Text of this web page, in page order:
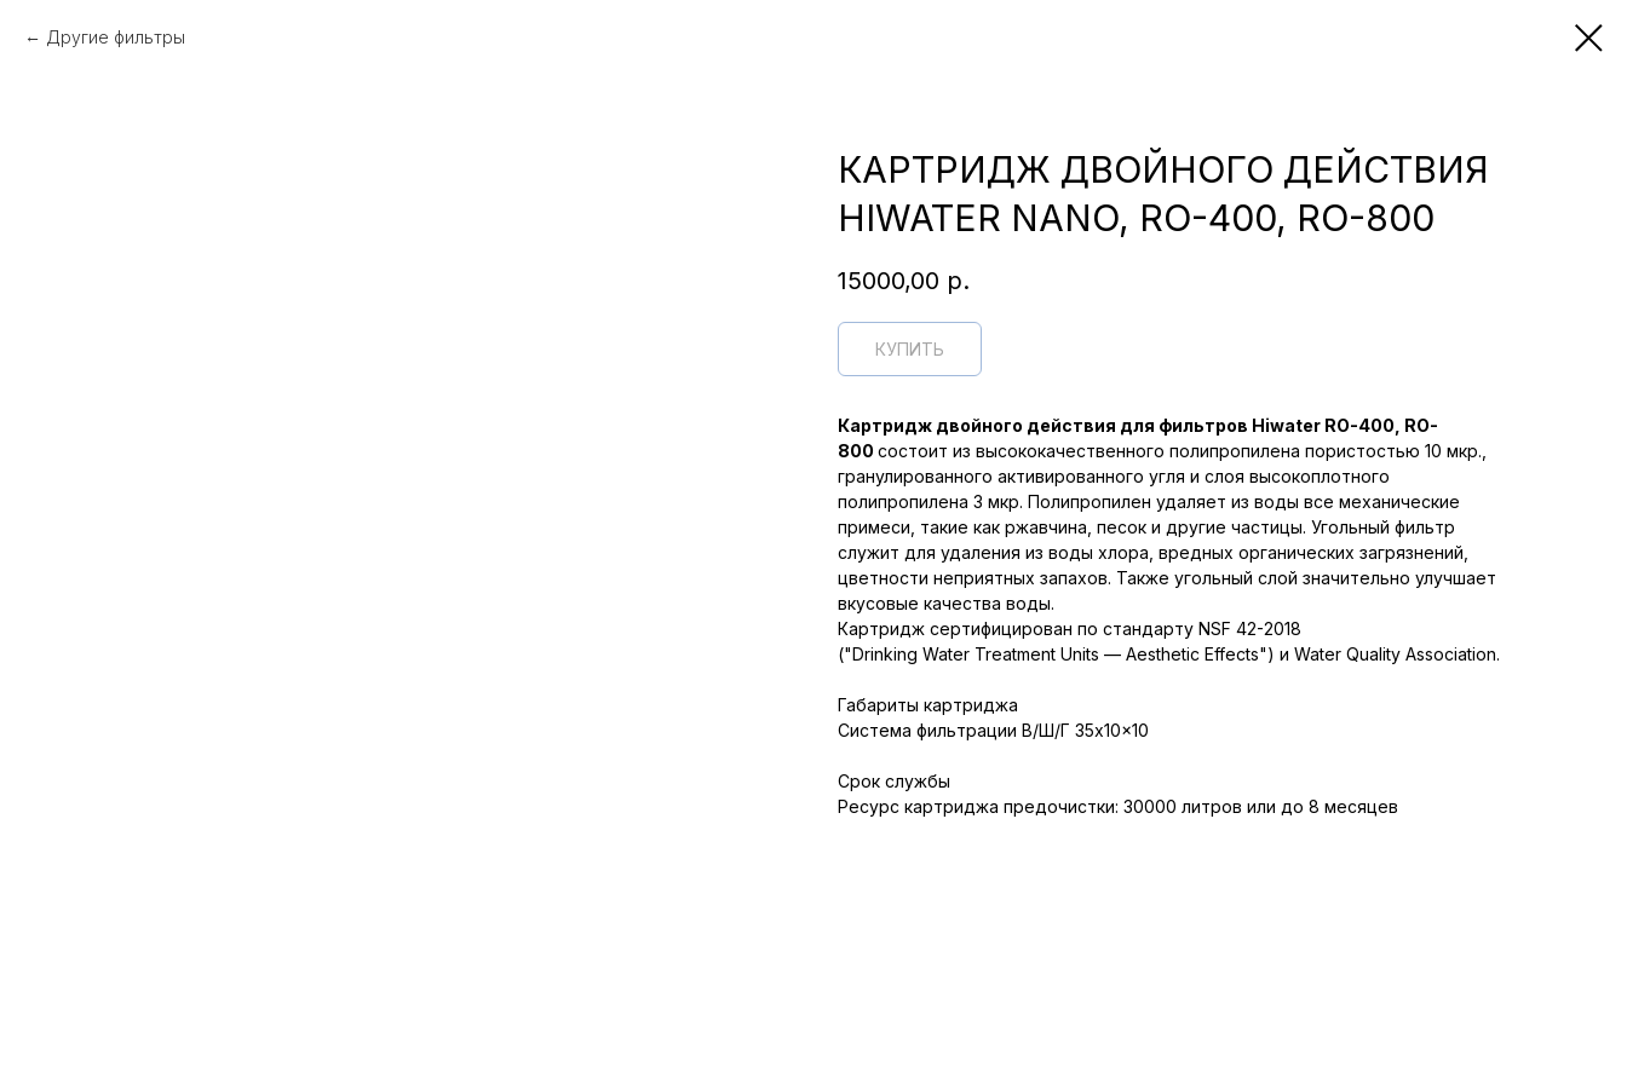
Другие фильтры
КАРТРИДЖ ДВОЙНОГО ДЕЙСТВИЯ
HIWATER NANO, RO-400, RO-800
15000,00 р.
КУПИТЬ
Картридж двойного действия для фильтров Hiwater RO-400, RO-
800 состоит из высококачественного полипропилена пористостью 10 мкр.,
гранулированного активированного угля и слоя высокоплотного
полипропилена 3 мкр. Полипропилен удаляет из воды все механические
примеси, такие как ржавчина, песок и другие частицы. Угольный фильтр
служит для удаления из воды хлора, вредных органических загрязнений,
цветности неприятных запахов. Также угольный слой значительно улучшает
вкусовые качества воды.
Картридж сертифицирован по стандарту NSF 42-2018
("Drinking Water Treatment Units — Aesthetic Effects") и Water Quality Association.
Габариты картриджа
Система фильтрации В/Ш/Г 35x10x10
Срок службы
Ресурс картриджа предочистки: 30000 литров или до 8 месяцев